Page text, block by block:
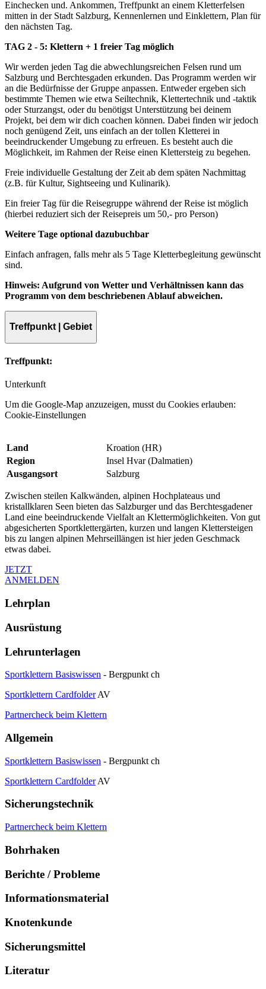
Einchecken und. Ankommen, Treffpunkt an einem Kletterfelsen
mitten in der Stadt Salzburg, Kennenlernen und Einklettern, Plan für
den nächsten Tag.
TAG 2 - 5: Klettern + 1 freier Tag möglich
Wir werden jeden Tag die abwechlungsreichen Felsen rund um
Salzburg und Berchtesgaden erkunden. Das Programm werden wir
an die Bedürfnisse der Gruppe anpassen. Entweder ergeben sich
bestimmte Themen wie etwa Seiltechnik, Klettertechnik und -taktik
oder Sturzangst, oder du benötigst Unterstützung bei deinem
Projekt, bei dem wir dich coachen können. Dabei finden wir jedoch
noch genügend Zeit, uns einfach an der tollen Kletterei in
beeindruckender Umgebung zu erfreuen. Es besteht auch die
Möglichkeit, im Rahmen der Reise einen Klettersteig zu begehen.
Freie individuelle Gestaltung der Zeit ab dem späten Nachmittag
(z.B. für Kultur, Sightseeing und Kulinarik).
Ein freier Tag für die Reisegruppe während der Reise ist möglich
(hierbei reduziert sich der Reisepreis um 50,- pro Person)
Weitere Tage optional dazubuchbar
Einfach anfragen, falls mehr als 5 Tage Kletterbegleitung gewünscht
sind.
Hinweis: Aufgrund von Wetter und Verhältnissen kann das
Programm von dem beschriebenen Ablauf abweichen.
Treffpunkt | Gebiet
Treffpunkt:
Unterkunft
Um die Google-Map anzuzeigen, musst du Cookies erlauben:
Cookie-Einstellungen
Land
Kroation (HR)
Region
Insel Hvar (Dalmatien)
Ausgangsort
Salzburg
Zwischen steilen Kalkwänden, alpinen Hochplateaus und
kristallklaren Seen bieten das Salzburger und das Berchtesgadener
Land eine beeindruckende Vielfalt an Klettermöglichkeiten. Von gut
abgesicherten Sportklettergärten, kurzen und langen Klettersteigen
bis zu langen alpinen Mehrseillängen ist hier jeden Geschmack
etwas dabei.
JETZT
ANMELDEN
Lehrplan
Ausrüstung
Lehrunterlagen
Sportklettern Basiswissen - Bergpunkt ch
Sportklettern CardfolderAV
Partnercheck beim Klettern
Allgemein
Sportklettern Basiswissen - Bergpunkt ch
Sportklettern CardfolderAV
Sicherungstechnik
Partnercheck beim Klettern
Bohrhaken
Berichte / Probleme
Informationsmaterial
Knotenkunde
Sicherungsmittel
Literatur